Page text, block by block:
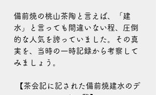
備前焼の桃山茶陶と言えば、「建
水」と言っても間違いない程、圧倒
的な人気を誇っていました。その真
実を、当時の一時記録から考察して
みましょう。
【茶会記に記された備前焼建水のデ